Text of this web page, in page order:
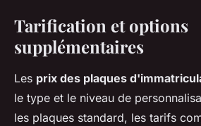
Tarification et options
supplémentaires
Les prix des plaques
le type et le niveau de
les plaques standard, les tarifs